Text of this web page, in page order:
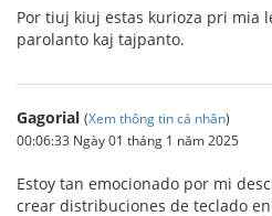
Por tiuj kiuj estas kurioza pri mia
parolanto kaj tajpanto.
Gagorial (Xem thông tin cá nhân)
00:06:33 Ngày 01 tháng 1 năm 2025
Estoy tan emocionado por mi
crear distribuciones de teclado